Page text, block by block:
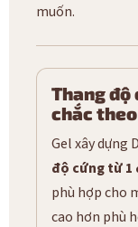
muốn.
Thang độ
chắc
Gel xây dựng
độ cứng từ 1
phù hợp cho
cao hơn phù